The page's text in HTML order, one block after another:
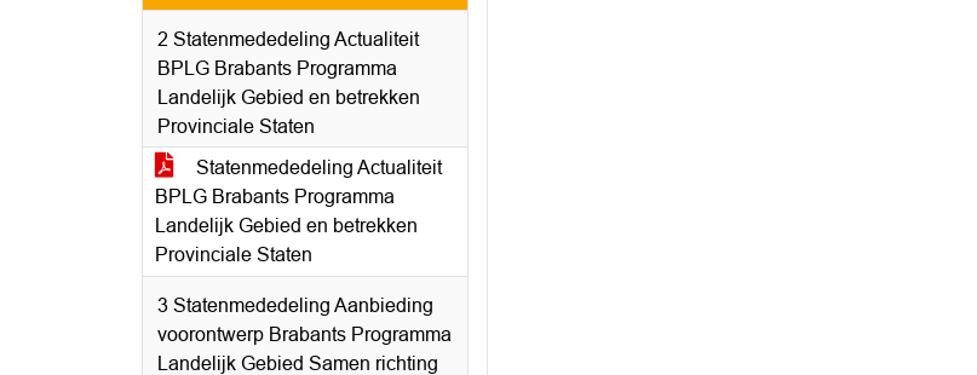
2 Statenmededeling Actualiteit
BPLG Brabants Programma
Landelijk Gebied en betrekken
Provinciale Staten
Statenmededeling Actualiteit
BPLG Brabants Programma
Landelijk Gebied en betrekken
Provinciale Staten
3 Statenmededeling Aanbieding
voorontwerp Brabants Programma
Landelijk Gebied Samen richting